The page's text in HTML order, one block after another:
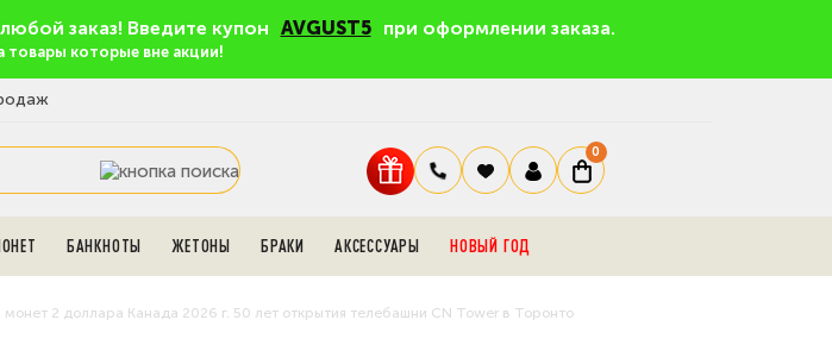
заказ! Введите купон AVGUST5 при оформлении заказа.
товары которые вне акции!
0
БАНКНОТЫ ЖЕТОНЫ БРАКИ АКСЕССУАРЫ НОВЫЙ ГОД
2 доллара Канада 2026 г. 50 лет открытия телебашни CN Tower в Торонто